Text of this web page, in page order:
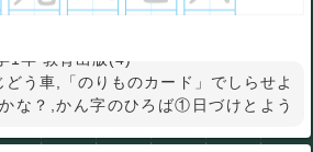
1年 教育出版(4)
う車,「のりものカード」でしらせよ
な？,かん字のひろば①日づけとよう